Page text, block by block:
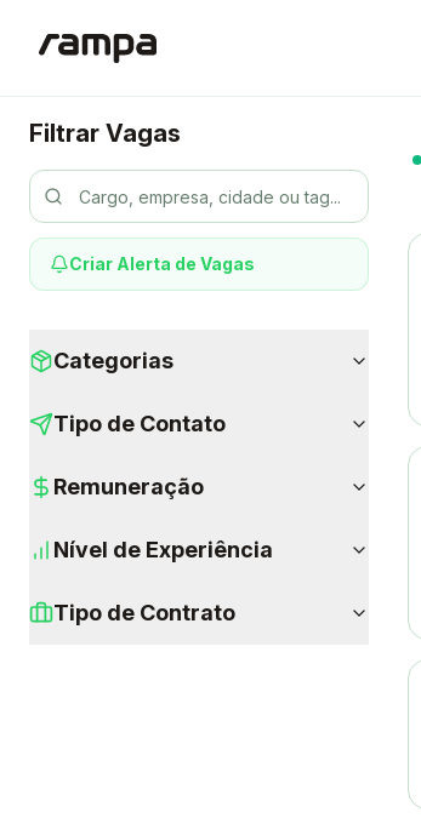
Filtrar Vagas
Criar Alerta de Vagas
Categorias
Tipo de Contato
Remuneração
Nível de Experiência
Tipo de Contrato